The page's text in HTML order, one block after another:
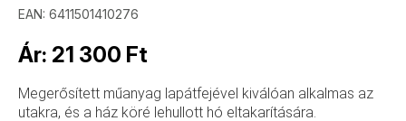
EAN: 6411501410276
Ár: 21 300 Ft
Megerősített műanyag lapátfejével kiválóan alkalmas az
utakra, és a ház köré lehullott hó eltakarítására.